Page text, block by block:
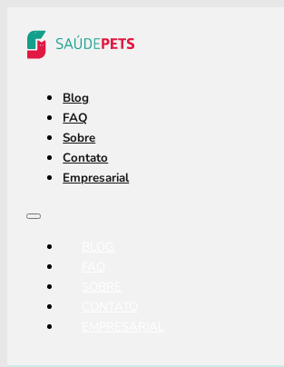
Blog
FAQ
Sobre
Contato
Empresarial